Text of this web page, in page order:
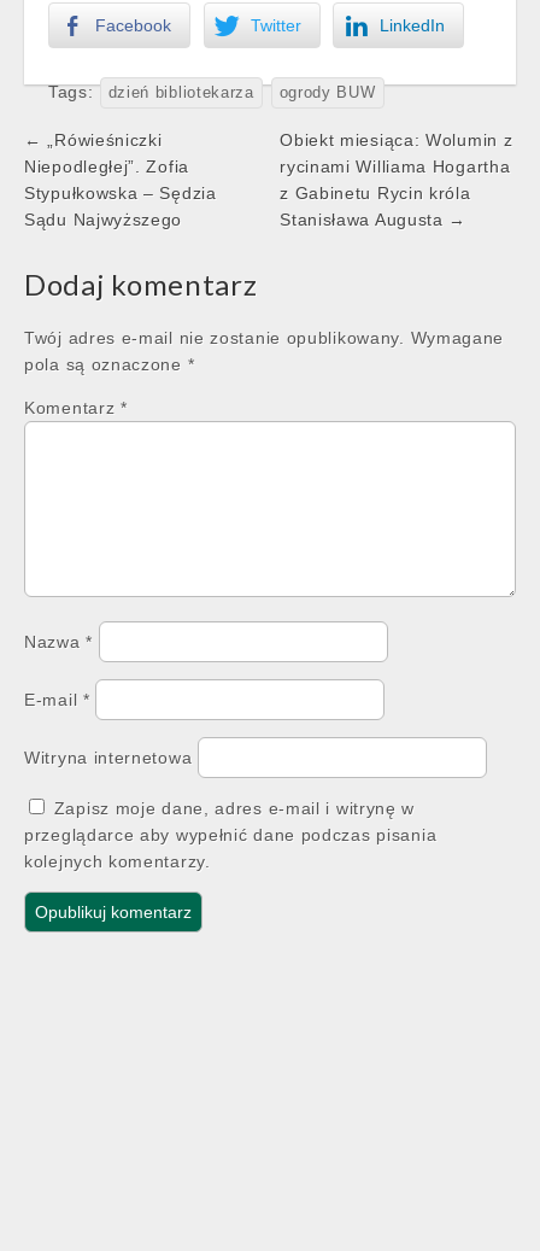
Facebook Twitter LinkedIn
Tags: dzień bibliotekarza ogrody BUW
Post
navigation
← „Rówieśniczki
Niepodległej”. Zofia
Stypułkowska – Sędzia
Sądu Najwyższego
Obiekt miesiąca: Wolumin z
rycinami Williama Hogartha
z Gabinetu Rycin króla
Stanisława Augusta →
Dodaj komentarz
Twój adres e-mail nie zostanie opublikowany.
Wymagane
pola są oznaczone *
Komentarz *
Nazwa*
E-mail *
Witryna internetowa
Zapisz moje dane, adres e-mail i witrynę w
przeglądarce aby wypełnić dane podczas pisania
kolejnych komentarzy.